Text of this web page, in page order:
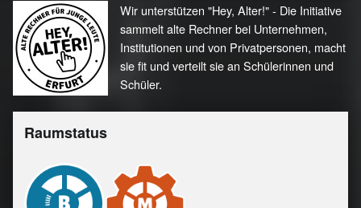
Wir unterstützen "Hey, Alter!" - Die Initiative
sammelt alte Rechner bei Unternehmen,
Institutionen und von Privatpersonen, macht
sie fit und verteilt sie an Schülerinnen und
Schüler.
Raumstatus